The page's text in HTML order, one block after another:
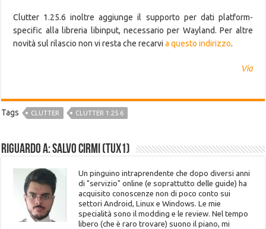
Clutter 1.25.6 inoltre aggiunge il supporto per dati platform-
specific alla libreria libinput, necessario per Wayland. Per altre
novità sul rilascio non vi resta che recarvia questo indirizzo.
Via
Tags CLUTTER CLUTTER 1.25.6
Riguardo a: Salvo Cirmi (Tux1)
Un pinguino intraprendente che dopo diversi anni
di "servizio" online (e soprattutto delle guide) ha
acquisito conoscenze non di poco conto sui
settori Android, Linux e Windows. Le mie
specialità sono il modding e le review. Nel tempo
libero (che è raro trovare) suono il piano, mi